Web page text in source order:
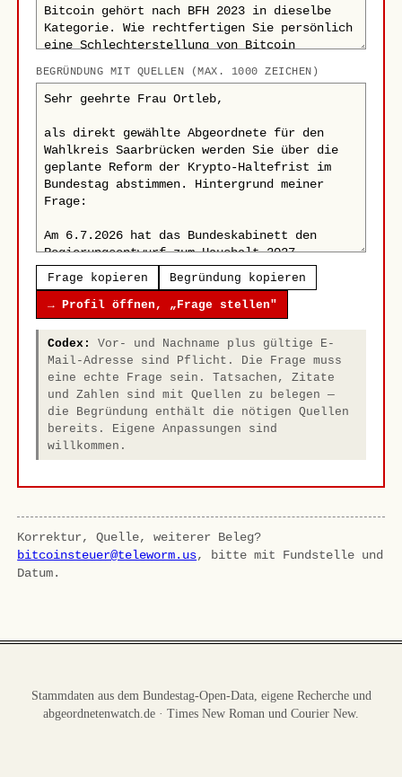
BEGRÜNDUNG MIT QUELLEN (MAX. 1000 ZEICHEN)
Frage kopieren Begründung kopieren
→ Profil öffnen, „Frage stellen"
Codex:
Vor- und Nachname plus gültige E-
Mail-Adresse sind Pflicht. Die Frage muss
eine echte Frage sein. Tatsachen, Zitate
und Zahlen sind mit Quellen zu belegen —
die Begründung enthält die nötigen Quellen
bereits. Eigene Anpassungen sind
willkommen.
Korrektur, Quelle, weiterer Beleg?
bitcoinsteuer@teleworm.us, bitte mit Fundstelle und
Datum.
Stammdaten aus dem Bundestag-Open-Data, eigene Recherche und
abgeordnetenwatch.de · Times New Roman und Courier New.